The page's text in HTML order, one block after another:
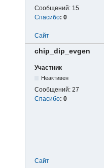
Сообщений: 15
Спасибо: 0
Сайт
chip_dip_evgen
Участник
Неактивен
Сообщений: 27
Спасибо: 0
Сайт